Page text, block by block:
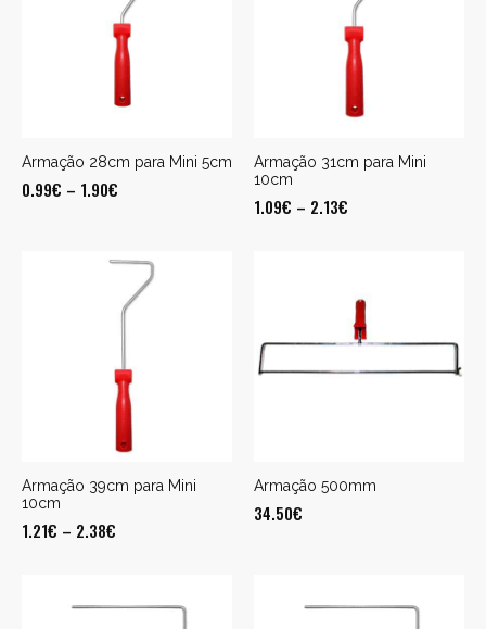
Armação 28cm para Mini 5cm
0.99€ – 1.90€
Armação 31cm para Mini
10cm
1.09€ – 2.13€
Armação 39cm para Mini
10cm
1.21€ – 2.38€
Armação 500mm
34.50€